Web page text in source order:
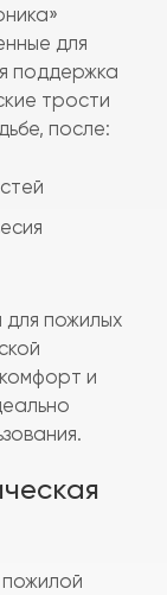
для
поддержка
трости
после:
для пожилых
и
пожилой